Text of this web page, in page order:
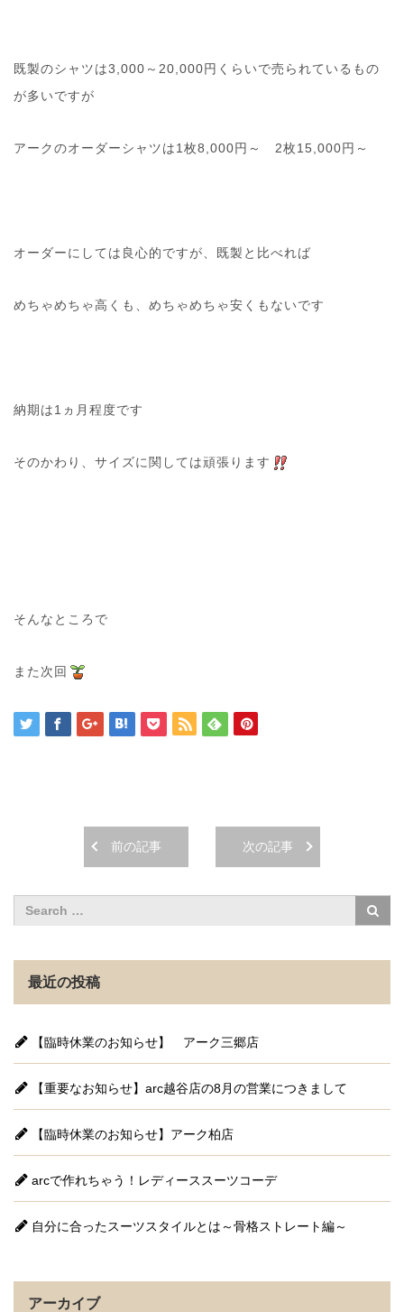
既製のシャツは3,000～20,000円くらいで売られているもの
が多いですが
アークのオーダーシャツは1枚8,000円～ 2枚15,000円～
オーダーにしては良心的ですが、既製と比べれば
めちゃめちゃ高くも、めちゃめちゃ安くもないです
納期は1ヵ月程度です
そのかわり、サイズに関しては頑張ります
そんなところで
また次回
前の記事 次の記事
最近の投稿
【臨時休業のお知らせ】 アーク三郷店
【重要なお知らせ】arc越谷店の8月の営業につきまして
【臨時休業のお知らせ】アーク柏店
arcで作れちゃう！レディーススーツコーデ
自分に合ったスーツスタイルとは～骨格ストレート編～
アーカイブ